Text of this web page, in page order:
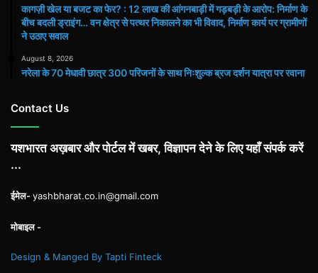
कागज़ी खेल या बजट का फेर? : 12 लाख की आंगनबाड़ी में गड़बड़ी के आरोप: निर्माण के
बीच बदली ड्राइंग… वन क्षेत्र से पत्थर निकालने का भी विवाद, निर्माण कार्य पर ग्रामीणों
ने उठाए सवाल
August 8, 2026
नरेला के 70 मेधावी छात्र 300 परिजनों के साथ निःशुल्क ब्रज दर्शन यात्रा पर रवाना
Contact Us
यशभारत अख़बार और पोर्टल में खबर, विज्ञापन देने के लिए यहाँ संपर्क करें
...
ईमेल-yashbharat.co.in@gmail.com
मोबाइल -
Design & Manged By Tapti Finteck